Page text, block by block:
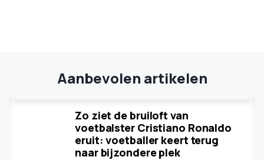
Aanbevolen artikelen
Zo ziet de bruiloft van
voetbalster Cristiano Ronaldo
eruit: voetballer keert terug
naar bijzondere plek